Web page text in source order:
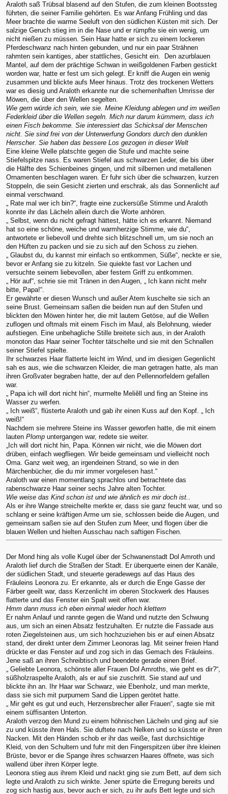
Araloth saß Trübsal blasend auf den Stufen, die zum kleinen Bootssteg
führten, die seiner Familie gehörten. Es war Anfang Frühling und das
Meer brachte die warme Seeluft von den südlichen Küsten mit sich. Der
salzige Geruch stieg im in die Nase und er rümpfte sie ein wenig, um
nicht nießen zu müssen. Sein Haar hatte er sich zu einem lockeren
Pferdeschwanz nach hinten gebunden, und nur ein paar Strähnen
rahmten sein kantiges, aber stattliches, Gesicht ein. Den azurblauen
Mantel, auf dem der prächtige Schwan in weißgoldenen Farben gestickt
worden war, hatte er fest um sich gelegt. Er kniff die Augen ein wenig
zusammen und blickte aufs Meer hinaus. Trotz des trockenen Wetters
war es diesig und Araloth erkannte nur die schemenhaften Umrisse der
Möwen, die über den Wellen segelten.
Wie gern würde ich sein, wie sie. Meine Kleidung ablegen und im weißen
Federkleid über die Wellen segeln. Mich nur darum kümmern, dass ich
einen Fisch bekomme. Sie interessiert das Schicksal der Menschen
nicht. Sie sind frei von der Unterwerfung Gondors durch den dunklen
Herrscher. Sie haben das bessere Los gezogen in dieser Welt
Eine kleine Welle platschte gegen die Stufe und machte seine
Stiefelspitze nass. Es waren Stiefel aus schwarzen Leder, die bis über
die Hälfte des Schienbeines gingen, und mit silbernen und metallenen
Ornamenten beschlagen waren. Er fuhr sich über die schwarzen, kurzen
Stoppeln, die sein Gesicht zierten und erschrak, als das Sonnenlicht auf
einmal verschwand.
„ Rate mal wer ich bin?“, fragte eine zuckersüße Stimme und Araloth
konnte ihr das Lächeln allein durch die Worte anhören.
„ Selbst, wenn du nicht gefragt hättest, hätte ich es erkannt. Niemand
hat so eine schöne, weiche und warmherzige Stimme, wie du“,
antwortete er liebevoll und drehte sich blitzschnell um, um sie noch an
den Hüften zu packen und sie zu sich auf den Schoss zu ziehen.
„ Glaubst du, du kannst mir einfach so entkommen, Süße“, neckte er sie,
bevor er Anfang sie zu kitzeln. Sie quiekte fast vor Lachen und
versuchte seinem liebevollen, aber festem Griff zu entkommen.
„ Hör auf“, schrie sie mit Tränen in den Augen, „ Ich kann nicht mehr
bitte, Papa!“.
Er gewährte er diesen Wunsch und außer Atem kuschelte sie sich an
seine Brust. Gemeinsam saßen die beiden nun auf den Stufen und
blickten den Möwen hinter her, die mit lautem Getöse, auf die Wellen
zuflogen und oftmals mit einem Fisch im Maul, als Belohnung, wieder
aufstiegen. Eine unbehagliche Stille breitete sich aus, in der Araloth
monoton das Haar seiner Tochter tätschelte und sie mit den Schnallen
seiner Stiefel spielte.
Ihr schwarzes Haar flatterte leicht im Wind, und im diesigen Gegenlicht
sah es aus, wie die schwarzen Kleider, die man getragen hatte, als man
ihren Großvater begraben hatte, der auf den Pellennorfeldern gefallen
war.
„ Papa ich will dort nicht hin“, murmelte Meliêll und fing an Steine ins
Wasser zu werfen.
„ Ich weiß“, flüsterte Araloth und gab ihr einen Kuss auf den Kopf. „ Ich
weiß!“
Nachdem sie mehrere Steine ins Wasser geworfen hatte, die mit einem
lauten Plomp untergangen war, redete sie weiter.
„Ich will dort nicht hin, Papa. Können wir nicht, wie die Möwen dort
drüben, einfach wegfliegen. Wir beide gemeinsam und vielleicht noch
Oma. Ganz weit weg, an irgendeinen Strand, so wie in den
Märchenbücher, die du mir immer vorgelesen hast.“
Araloth war einen momentlang sprachlos und betrachtete das
rabenschwarze Haar seiner sechs Jahre alten Tochter.
Wie weise das Kind schon ist und wie ähnlich es mir doch ist. .
Als er ihre Wange streichelte merkte er, dass sie ganz feucht war, und so
schlang er seine kräftigen Arme um sie, schlossen beide die Augen, und
gemeinsam saßen sie auf den Stufen zum Meer, und flogen über die
blauen Wellen und hielten Ausschau nach saftigen Fischen.
Der Mond hing als volle Kugel über der Schwanenstadt Dol Amroth und
Araloth lief durch die Straßen der Stadt. Er überquerte einen der Kanäle,
der südlichen Stadt, und steuerte geradewegs auf das Haus des
Fräuleins Leonora zu. Er erkannte, als er durch die Enge Gasse der
Färber geeilt war, dass Kerzenlicht im oberen Stockwerk des Hauses
flatterte und das Fenster ein Spalt weit offen war.
Hmm dann muss ich eben einmal wieder hoch klettern
Er nahm Anlauf und rannte gegen die Wand und nutzte den Schwung
aus, um sich an einen Absatz festzuhalten. Er nutzte die Fassade aus
roten Ziegelsteinen aus, um sich hochzuziehen bis er auf einen Absatz
stand, der direkt unter dem Zimmer Leonoras lag. Mit seiner freien Hand
drückte er das Fenster auf und zog sich in das Gemach des Fräuleins.
Jene saß an ihren Schreibtisch und beendete gerade einen Brief.
„ Geliebte Leonora, schönste aller Frauen Dol Amroths, wie geht es dir?“,
süßholzraspelte Araloth, als er auf sie zuschritt. Sie stand auf und
blickte ihn an. Ihr Haar war Schwarz, wie Ebenholz, und man merkte,
dass sie sich mit purpurnem Sand die Lippen gerötet hatte.
„ Mir geht es gut und euch, Herzensbrecher aller Frauen“, sagte sie mit
einem süffisanten Unterton.
Araloth verzog den Mund zu einem höhnischen Lächeln und ging auf sie
zu und küsste ihren Hals. Sie duftete nach Nelken und so küsste er ihren
Nacken. Mit den Händen schob er ihr das weiße, fast durchsichtige
Kleid, von den Schultern und fuhr mit den Fingerspitzen über ihre kleinen
Brüste, bevor er die Spange ihres schwarzen Haares öffnete, was sich
wallend über ihren Körper legte.
Leonora stieg aus ihrem Kleid und nackt ging sie zum Bett, auf dem sich
legte und Araloth zu sich winkte. Jener spürte die Erregung bereits und
zog sich hastig aus, bevor auch er sich, zu ihr aufs Bett legte und sich